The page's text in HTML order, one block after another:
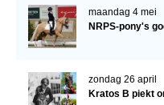
Regio West
Bestuur Regio West
Bestuur Regio Zuid
maandag 4 mei
NRPS-pony's
zondag 26 april
Kratos B piekt